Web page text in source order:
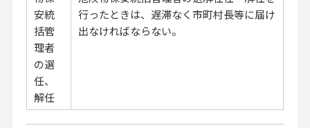
安統
括管
理者
の選
任、
解任
行ったときは、遅滞なく市町村長等に届け
出なければならない。